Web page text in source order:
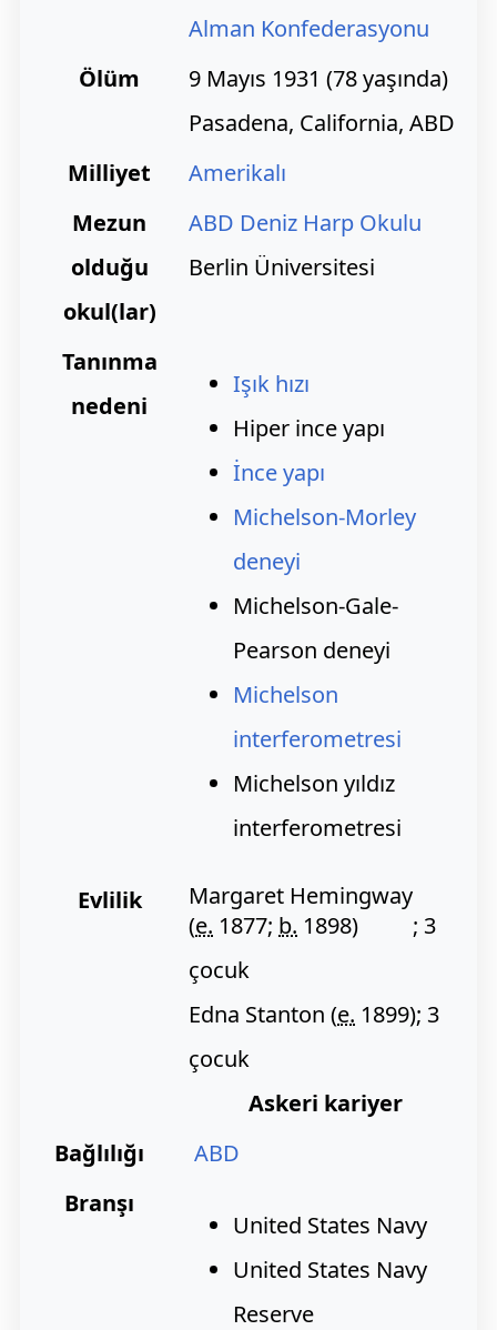
Alman Konfederasyonu
Ölüm
9 Mayıs 1931 (78 yaşında)
Pasadena, California, ABD
Milliyet
Amerikalı
Mezun
olduğu
okul(lar)
ABD Deniz Harp Okulu
Berlin Üniversitesi
Tanınma
nedeni
Işık hızı
Hiper ince yapı
İnce yapı
Michelson-Morley
deneyi
Michelson-Gale-
Pearson deneyi
Michelson
interferometresi
Michelson yıldız
interferometresi
Evlilik
Margaret Hemingway
(e. 1877; b. 1898)
; 3
çocuk
Edna Stanton (e. 1899); 3
çocuk
Askeri kariyer
Bağlılığı
ABD
Branşı
United States Navy
United States Navy
Reserve